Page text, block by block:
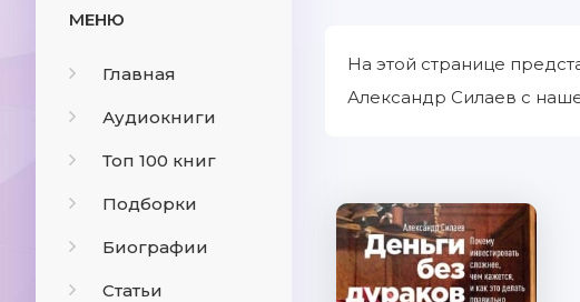
МЕНЮ
Главная
Аудиокниги
Топ 100 книг
Подборки
Биографии
Статьи
На этой странице
Александр Силаев с